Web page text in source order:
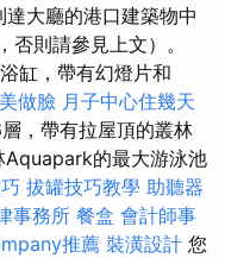
達大廳的港口建築物中
則請參見上文）。
缸，帶有幻燈片和
做臉 月子中心住幾天
，帶有拉屋頂的叢林
的最大游泳池
拔罐技巧教學 助聽器
事務所 餐盒 會計師事
推薦 裝潢設計 您